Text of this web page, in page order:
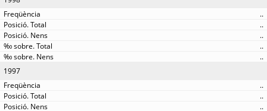
..
..
..
..
..
1997
..
..
..